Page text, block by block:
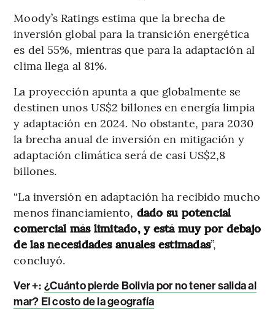
Moody’s Ratings estima que la brecha de
inversión global para la transición energética
es del 55%, mientras que para la adaptación al
clima llega al 81%.
La proyección apunta a que globalmente se
destinen unos US$2 billones en energía limpia
y adaptación en 2024. No obstante, para 2030
la brecha anual de inversión en mitigación y
adaptación climática será de casi US$2,8
billones.
“La inversión en adaptación ha recibido mucho
menos financiamiento, dado su potencial
comercial más limitado, y está muy por debajo
de las necesidades anuales estimadas”,
concluyó.
Ver +: ¿Cuánto pierde Bolivia por no tener salida al
mar? El costo de la geografía